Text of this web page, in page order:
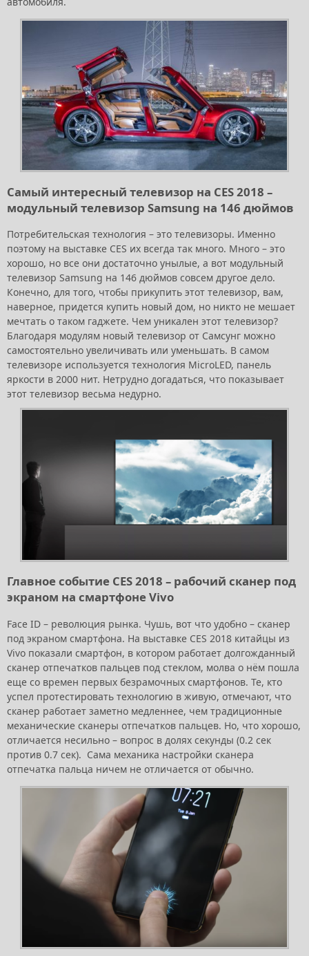
Самый интересный телевизор на CES 2018 –
модульный телевизор Samsung на 146 дюймов
Потребительская технология – это телевизоры. Именно
поэтому на выставке CES их всегда так много. Много – это
хорошо, но все они достаточно унылые, а вот модульный
телевизор Samsung на 146 дюймов совсем другое дело.
Конечно, для того, чтобы прикупить этот телевизор, вам,
наверное, придется купить новый дом, но никто не мешает
мечтать о таком гаджете. Чем уникален этот телевизор?
Благодаря модулям новый телевизор от Самсунг можно
самостоятельно увеличивать или уменьшать. В самом
телевизоре используется технология MicroLED, панель
яркости в 2000 нит. Нетрудно догадаться, что показывает
этот телевизор весьма недурно.
Главное событие CES 2018 – рабочий сканер под
экраном на смартфоне Vivo
Face ID – революция рынка. Чушь, вот что удобно – сканер
под экраном смартфона. На выставке CES 2018 китайцы из
Vivo показали смартфон, в котором работает долгожданный
сканер отпечатков пальцев под стеклом, молва о нём пошла
еще со времен первых безрамочных смартфонов. Те, кто
успел протестировать технологию в живую, отмечают, что
сканер работает заметно медленнее, чем традиционные
механические сканеры отпечатков пальцев. Но, что хорошо,
отличается несильно – вопрос в долях секунды (0.2 сек
против 0.7 сек). Сама механика настройки сканера
отпечатка пальца ничем не отличается от обычно.